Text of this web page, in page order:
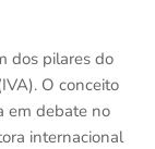
dos pilares do
O conceito
em debate no
internacional